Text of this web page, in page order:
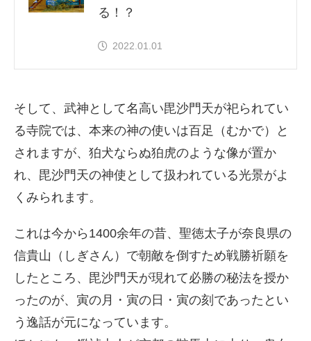
る！？
2022.01.01
そして、武神として名高い毘沙門天が祀られてい
る寺院では、本来の神の使いは百足（むかで）と
されますが、狛犬ならぬ狛虎のような像が置か
れ、毘沙門天の神使として扱われている光景がよ
くみられます。
これは今から1400余年の昔、聖徳太子が奈良県の
信貴山（しぎさん）で朝敵を倒すため戦勝祈願を
したところ、毘沙門天が現れて必勝の秘法を授か
ったのが、寅の月・寅の日・寅の刻であったとい
う逸話が元になっています。